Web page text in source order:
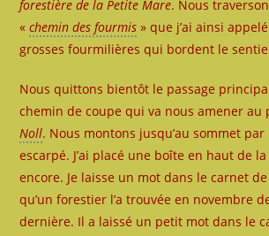
forestière de la Petite Mare. Nous
«chemin des fourmis » que j’ai ainsi
grosses fourmilières qui bordent le
Nous quittons bientôt le passage
chemin de coupe qui va nous amener au
Noll. Nous montons jusqu’au sommet
escarpé. J’ai placé une boîte en haut de
encore. Je laisse un mot dans le carnet
qu’un forestier l’a trouvée en novembre
dernière. Il a laissé un petit mot dans le